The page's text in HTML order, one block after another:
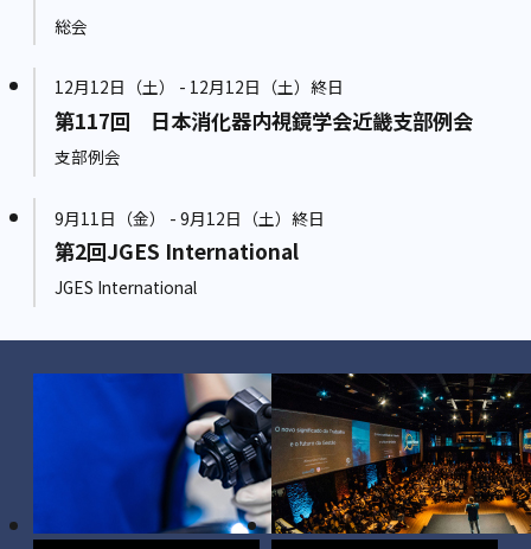
総会
12月12日（土） - 12月12日（土）終日
第117回 日本消化器内視鏡学会近畿支部例会
支部例会
9月11日（金） - 9月12日（土）終日
第2回JGES International
JGES International